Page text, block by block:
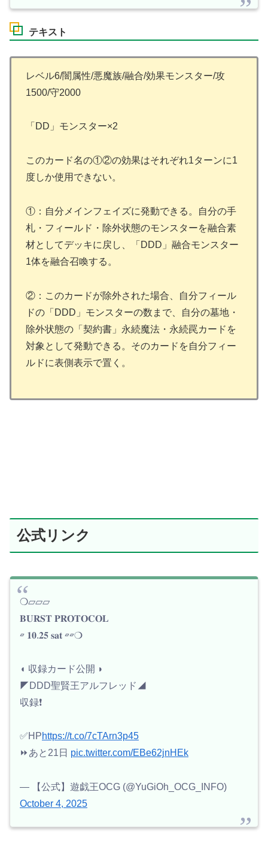
テキスト
レベル6/闇属性/悪魔族/融合/効果モンスター/攻
1500/守2000
「DD」モンスター×2
このカード名の①②の効果はそれぞれ1ターンに1
度しか使用できない。
①：自分メインフェイズに発動できる。自分の手
札・フィールド・除外状態のモンスターを融合素
材としてデッキに戻し、「DDD」融合モンスター
1体を融合召喚する。
②：このカードが除外された場合、自分フィール
ドの「DDD」モンスターの数まで、自分の墓地・
除外状態の「契約書」永続魔法・永続罠カードを
対象として発動できる。そのカードを自分フィー
ルドに表側表示で置く。
公式リンク
❍▱▱▱
𝐁𝐔𝐑𝐒𝐓 𝐏𝐑𝐎𝐓𝐎𝐂𝐎𝐋
▱ 𝟏𝟎.𝟐𝟓 𝐬𝐚𝐭 ▱▱❍
◖ 収録カード公開 ◗
◤DDD聖賢王アルフレッド◢
収録❗️
✅HPhttps://t.co/7cTArn3p45
⏩あと21日 pic.twitter.com/EBe62jnHEk
— 【公式】遊戯王OCG (@YuGiOh_OCG_INFO)
October 4, 2025